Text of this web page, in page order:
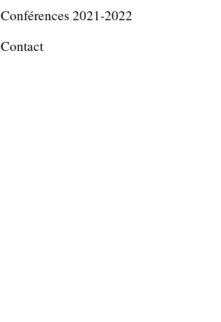
Conférences 2021-2022
Contact